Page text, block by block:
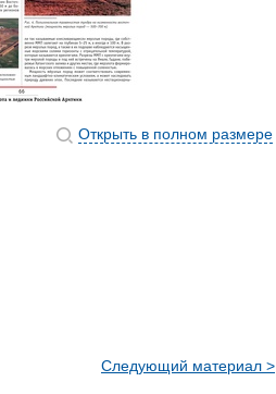
Открыть в полном размере
Следующий материал >